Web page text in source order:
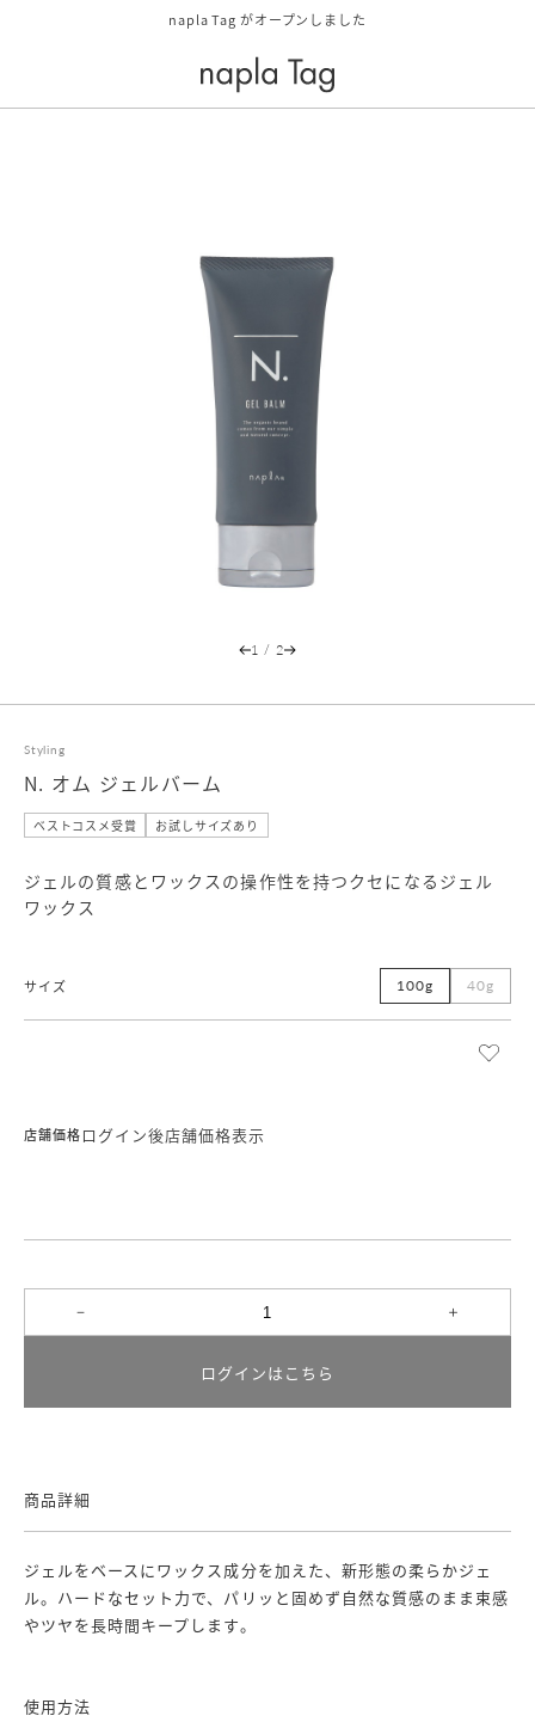
napla Tag がオープンしました
1 / 2
Styling
N. オム ジェルバーム
ベストコスメ受賞 お試しサイズあり
ジェルの質感とワックスの操作性を持つクセになるジェル
ワックス
サイズ 100g 40g
店舗価格ログイン後店舗価格表示
ログインはこちら
商品詳細
ジェルをベースにワックス成分を加えた、新形態の柔らかジェ
ル。ハードなセット力で、パリッと固めず自然な質感のまま束感
やツヤを長時間キープします。
使用方法